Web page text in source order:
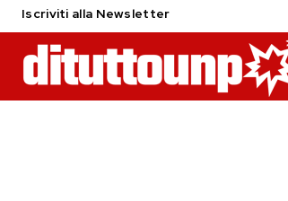
Iscriviti alla Newsletter